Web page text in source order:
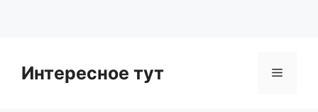
Интересное тут Menu